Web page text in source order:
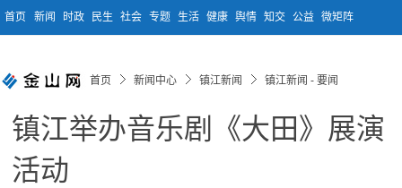
首页 新闻 时政 民生 社会 专题 生活 健康 舆情 知交 公益 微矩阵
首页 新闻中心 镇江新闻 镇江新闻 - 要闻
镇江举办音乐剧《大田》展演
活动